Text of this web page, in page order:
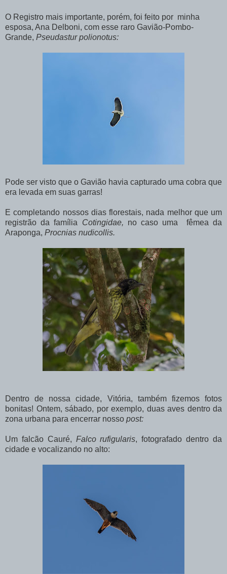
O Registro mais importante, porém, foi feito por minha
esposa, Ana Delboni, com esse raro Gavião-Pombo-
Grande, Pseudastur polionotus:
Pode ser visto que o Gavião havia capturado uma cobra que
era levada em suas garras!
E completando nossos dias florestais, nada melhor que um
registrão da família Cotingidae, no caso uma fêmea da
Araponga, Procnias nudicollis.
Dentro de nossa cidade, Vitória, também fizemos fotos
bonitas! Ontem, sábado, por exemplo, duas aves dentro da
zona urbana para encerrar nosso post:
Um falcão Cauré, Falco rufigularis, fotografado dentro da
cidade e vocalizando no alto: